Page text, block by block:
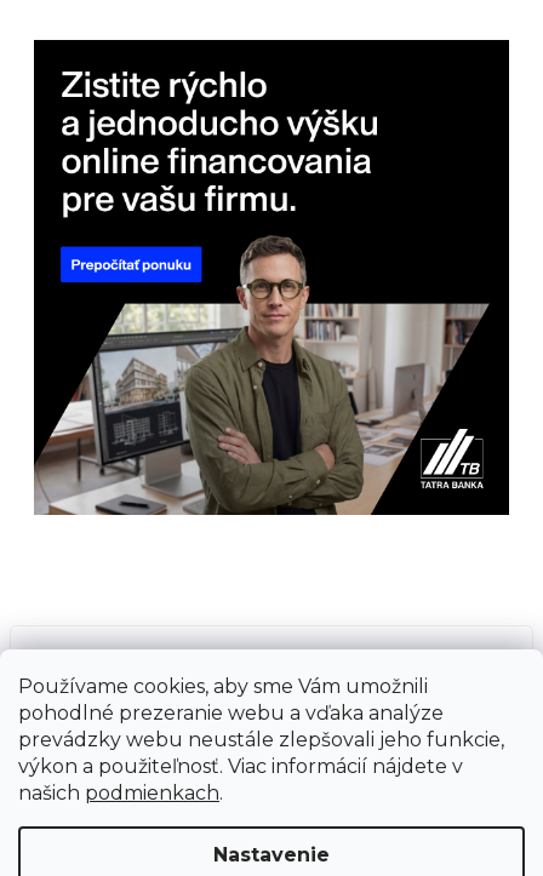
Používame cookies, aby sme Vám umožnili
pohodlné prezeranie webu a vďaka analýze
prevádzky webu neustále zlepšovali jeho funkcie,
výkon a použiteľnosť. Viac informácií nájdete v
našich podmienkach.
Nastavenie
Ground Cycling Store
práva vyhradené.